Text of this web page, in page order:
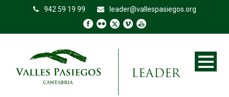
942 59 19 99 leader@vallespasiegos.org